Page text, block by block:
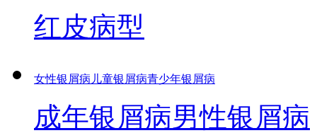
红皮病型
女性银屑病 儿童银屑病青少年银屑病
成年银屑病男性银屑病